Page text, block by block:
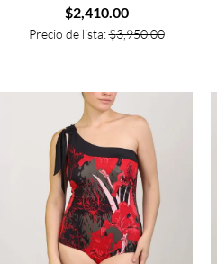
$2,410.00
Precio de lista:$3,950.00